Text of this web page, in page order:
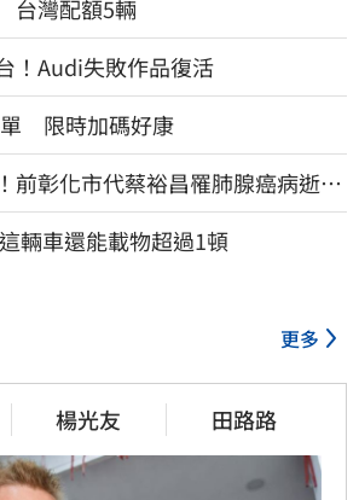
台灣配額5輛
！Audi失敗作品復活
單 限時加碼好康
前彰化市代蔡裕昌罹肺腺癌病逝
輛車還能載物超過1頓
更多
楊光友 田路路